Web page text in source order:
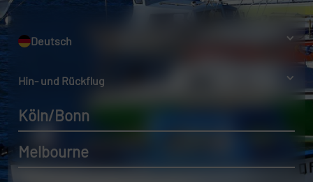
Deutsch
Hin- und Rückflug
Köln/Bonn
Melbourne